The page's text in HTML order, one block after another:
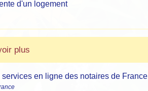
d'un logement
plus
services en ligne des notaires de France